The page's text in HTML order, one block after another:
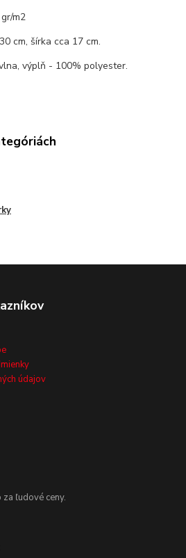
m2
cm, šírka cca 17 cm.
výplň - 100% polyester.
údajov
ľudové ceny.